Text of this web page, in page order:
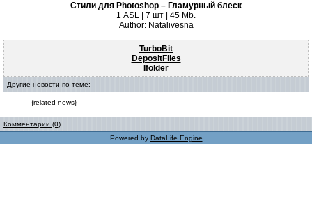
Стили для Photoshop – Гламурный блеск
1 ASL | 7 шт | 45 Mb.
Author: Natalivesna
TurboBit
DepositFiles
Ifolder
Другие новости по теме:
{related-news}
Комментарии (0)
Powered by DataLife Engine